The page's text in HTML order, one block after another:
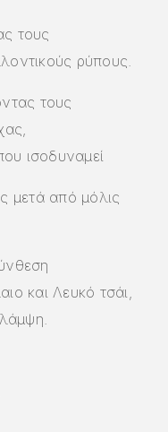
τους
ρύπους.
τους
ισοδυναμεί
μετά από μόλις
και Λευκό τσάι,